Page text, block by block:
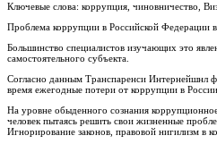
Ключевые слова: коррупция, чиновничество,
Проблема коррупции в Российской Федерации в
Большинство специалистов изучающих это
самостоятельного субъекта.
Согласно данным Транспаренси Интернейшнл
время ежегодные потери от коррупции в
На уровне обыденного сознания
человек пытаясь решить свои жизненные
Игнорирование законов, правовой нигилизм в